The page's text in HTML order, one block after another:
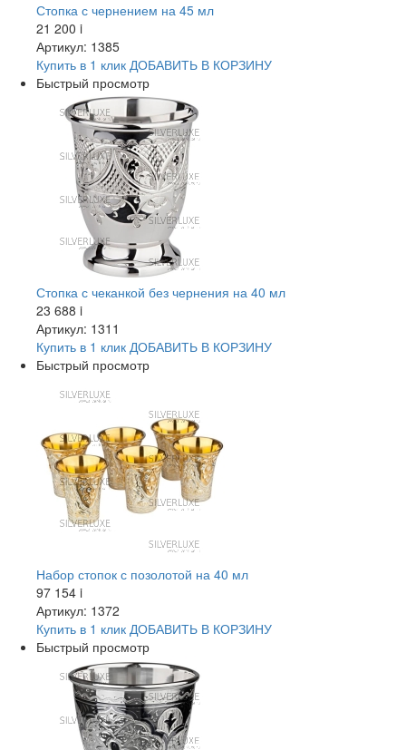
Стопка с чернением на 45 мл
21 200 i
Артикул: 1385
Купить в 1 клик ДОБАВИТЬ В КОРЗИНУ
Быстрый просмотр
Стопка с чеканкой без чернения на 40 мл
23 688 i
Артикул: 1311
Купить в 1 клик ДОБАВИТЬ В КОРЗИНУ
Быстрый просмотр
Набор стопок с позолотой на 40 мл
97 154 i
Артикул: 1372
Купить в 1 клик ДОБАВИТЬ В КОРЗИНУ
Быстрый просмотр